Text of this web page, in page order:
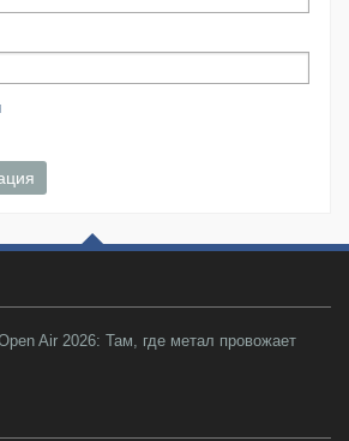
Air 2026: Там, где метал провожает